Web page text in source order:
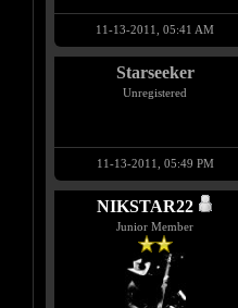
11-13-2011, 05:41 AM
Starseeker
Unregistered
11-13-2011, 05:49 PM
NIKSTAR22
Junior Member